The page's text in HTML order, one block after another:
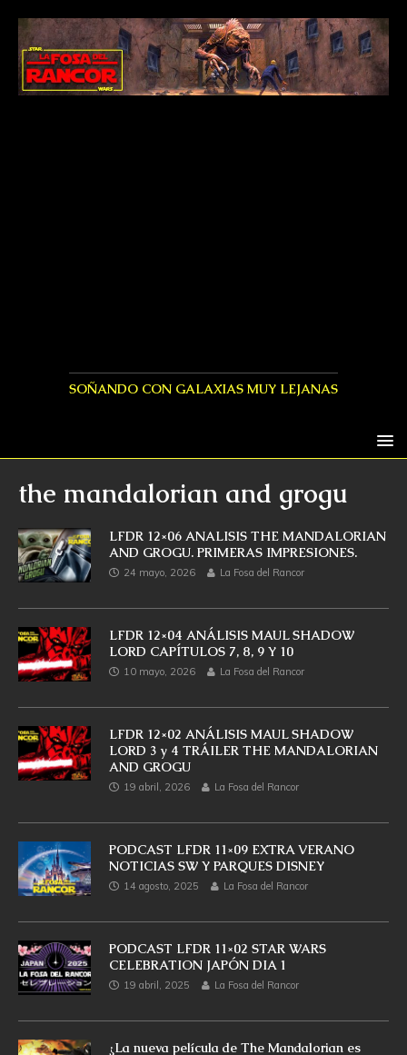
SOÑANDO CON GALAXIAS MUY LEJANAS
the mandalorian and grogu
LFDR 12×06 ANALISIS THE MANDALORIAN
AND GROGU. PRIMERAS IMPRESIONES.
24 mayo, 2026 La Fosa del Rancor
LFDR 12×04 ANÁLISIS MAUL SHADOW
LORD CAPÍTULOS 7, 8, 9 Y 10
10 mayo, 2026 La Fosa del Rancor
LFDR 12×02 ANÁLISIS MAUL SHADOW
LORD 3 y 4 TRÁILER THE MANDALORIAN
AND GROGU
19 abril, 2026 La Fosa del Rancor
PODCAST LFDR 11×09 EXTRA VERANO
NOTICIAS SW Y PARQUES DISNEY
14 agosto, 2025 La Fosa del Rancor
PODCAST LFDR 11×02 STAR WARS
CELEBRATION JAPÓN DIA 1
19 abril, 2025 La Fosa del Rancor
¿La nueva película de The Mandalorian es